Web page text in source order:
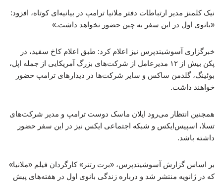
نیک کلمنز مدیر ارتباطات دفتر ملانیا ترامپ در بیانیه‌ای کوتاه، افزود:
«بانوی اول در این سفر به چین حضور نخواهد داشت.»
خبرگزاری آسوشیتدپرس نیز اعلام کرد: طبق اعلام کاخ سفید، در
پکن بیش از ۱۲ مدیرعامل از شرکت‌های بزرگ آمریکایی از جمله اپل،
بوئینگ، گلدمن ساکس و سایر شرکت‌ها در دیدارهای ترامپ حضور
خواهند داشت.
همچنین انتظار می‌رود ایلان ماسک دوست ترامپ و مدیر شرکت‌های
تسلا، اسپیس‌ایکس و شبکه اجتماعی ایکس نیز در این سفر حضور
داشته باشد.
بر اساس گزارش آسوشیتدپرس، «برت رتنر» کارگردان فیلم «ملانیا»
که در ژانویه منتشر شد و درباره زندگی بانوی اول در هفته‌های پیش